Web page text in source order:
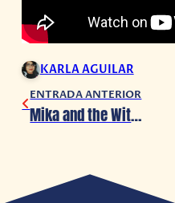
KARLA AGUILAR
ENTRADA ANTERIOR
Mika and the Witch’s Mountain confirma edición para Nintendo Switch